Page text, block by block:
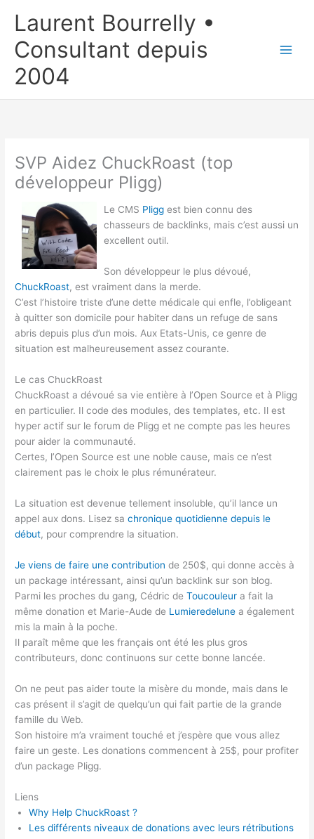
Laurent Bourrelly •
Consultant depuis
2004
SVP Aidez ChuckRoast (top
développeur Pligg)
Le CMS Pligg est bien connu des
chasseurs de backlinks, mais c’est aussi un
excellent outil.
Son développeur le plus dévoué,
ChuckRoast, est vraiment dans la merde.
C’est l’histoire triste d’une dette médicale qui enfle, l’obligeant
à quitter son domicile pour habiter dans un refuge de sans
abris depuis plus d’un mois. Aux Etats-Unis, ce genre de
situation est malheureusement assez courante.
Le cas ChuckRoast
ChuckRoast a dévoué sa vie entière à l’Open Source et à Pligg
en particulier. Il code des modules, des templates, etc. Il est
hyper actif sur le forum de Pligg et ne compte pas les heures
pour aider la communauté.
Certes, l’Open Source est une noble cause, mais ce n’est
clairement pas le choix le plus rémunérateur.
La situation est devenue tellement insoluble, qu’il lance un
appel aux dons. Lisez sachronique quotidienne depuis le
début, pour comprendre la situation.
Je viens de faire une contribution de 250$, qui donne accès à
un package intéressant, ainsi qu’un backlink sur son blog.
Parmi les proches du gang, Cédric deToucouleur a fait la
même donation et Marie-Aude de Lumieredelune a également
mis la main à la poche.
Il paraît même que les français ont été les plus gros
contributeurs, donc continuons sur cette bonne lancée.
On ne peut pas aider toute la misère du monde, mais dans le
cas présent il s’agit de quelqu’un qui fait partie de la grande
famille du Web.
Son histoire m’a vraiment touché et j’espère que vous allez
faire un geste. Les donations commencent à 25$, pour profiter
d’un package Pligg.
Liens
Why Help ChuckRoast ?
Les différents niveaux de donations avec leurs rétributions